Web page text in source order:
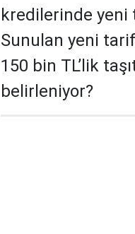
kredilerinde yeni
Sunulan yeni
150 bin TL’lik
belirleniyor?